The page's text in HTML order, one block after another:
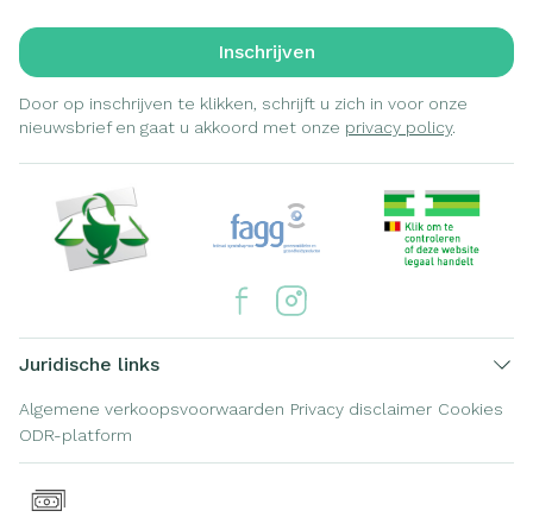
Inschrijven
Door op inschrijven te klikken, schrijft u zich in voor onze
nieuwsbrief en gaat u akkoord met onze privacy policy.
Juridische links
Algemene verkoopsvoorwaarden Privacy disclaimer Cookies
ODR-platform